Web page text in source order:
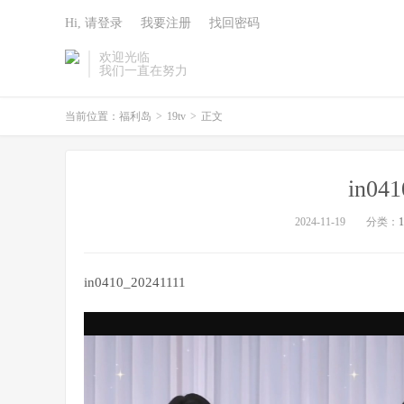
欢迎光临
我们一直在努力
Hi, 请登录 我要注册 找回密码
当前位置： 福利岛 > 19tv > 正文
2024-11-19 分类：
in0410_20241111